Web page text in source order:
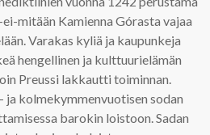
mitään Kamienna Górasta vajaa
Varakas kyliä ja kaupunkeja
hengellinen ja kulttuurielämän
Preussi lakkautti toiminnan.
ja kolmekymmenvuotisen sodan
barokin loistoon. Sadan